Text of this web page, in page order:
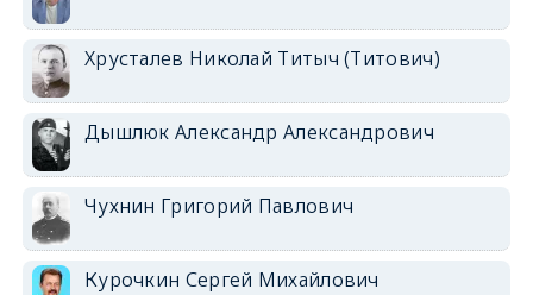
Хрусталев Николай Титыч (Титович)
Дышлюк Александр Александрович
Чухнин Григорий Павлович
Курочкин Сергей Михайлович